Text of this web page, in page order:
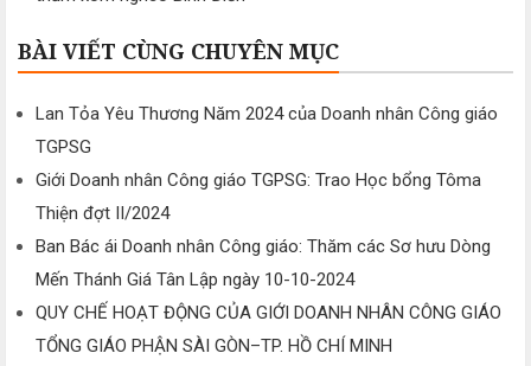
BÀI VIẾT CÙNG CHUYÊN MỤC
Lan Tỏa Yêu Thương Năm 2024 của Doanh nhân Công giáo
TGPSG
Giới Doanh nhân Công giáo TGPSG: Trao Học bổng Tôma
Thiện đợt II/2024
Ban Bác ái Doanh nhân Công giáo: Thăm các Sơ hưu Dòng
Mến Thánh Giá Tân Lập ngày 10-10-2024
QUY CHẾ HOẠT ĐỘNG CỦA GIỚI DOANH NHÂN CÔNG GIÁO
TỔNG GIÁO PHẬN SÀI GÒN–TP. HỒ CHÍ MINH